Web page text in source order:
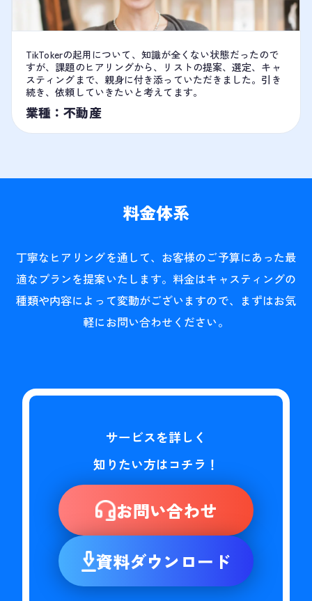
TikTokerの起用について、知識が全くない状態だったので
すが、課題のヒアリングから、リストの提案、選定、キャ
スティングまで、親身に付き添っていただきました。引き
続き、依頼していきたいと考えてます。
業種：不動産
料金体系
丁寧なヒアリングを通して、お客様のご予算にあった最
適なプランを提案いたします。料金はキャスティングの
種類や内容によって変動がございますので、まずはお気
軽にお問い合わせください。
サービスを詳しく
知りたい方はコチラ！
お問い合わせ
資料ダウンロード